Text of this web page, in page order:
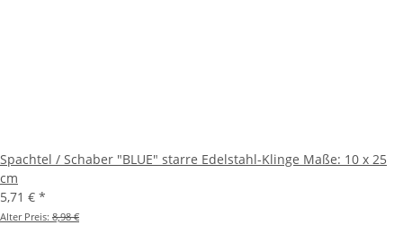
Spachtel / Schaber "BLUE" starre Edelstahl-Klinge Maße: 10 x 25
cm
5,71 € *
Alter Preis: 8,98 €